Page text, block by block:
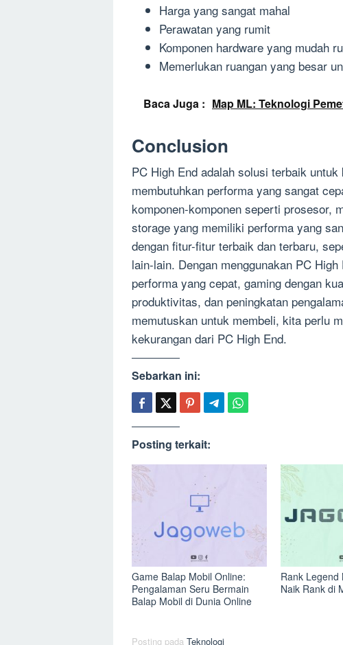
Harga yang sangat mahal
Perawatan yang rumit
Komponen hardware yang mudah
Memerlukan ruangan yang besar
Baca Juga : Map ML: Teknologi
Conclusion
PC High End adalah solusi terbaik
membutuhkan performa yang sangat
komponen-komponen seperti prosesor,
storage yang memiliki performa yang
dengan fitur-fitur terbaik dan terbaru,
lain-lain. Dengan menggunakan PC
performa yang cepat, gaming dengan
produktivitas, dan peningkatan
memutuskan untuk membeli, kita perlu
kekurangan dari PC High End.
Sebarkan ini:
Posting terkait:
Game Balap Mobil Online:
Pengalaman Seru Bermain
Balap Mobil di Dunia Online
Rank Legend
Naik Rank di
Posting pada Teknologi